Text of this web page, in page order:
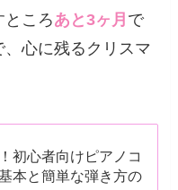
ところあと3ヶ月 で
心に残るクリスマ
初心者向けピアノコ
本と簡単な弾き方の